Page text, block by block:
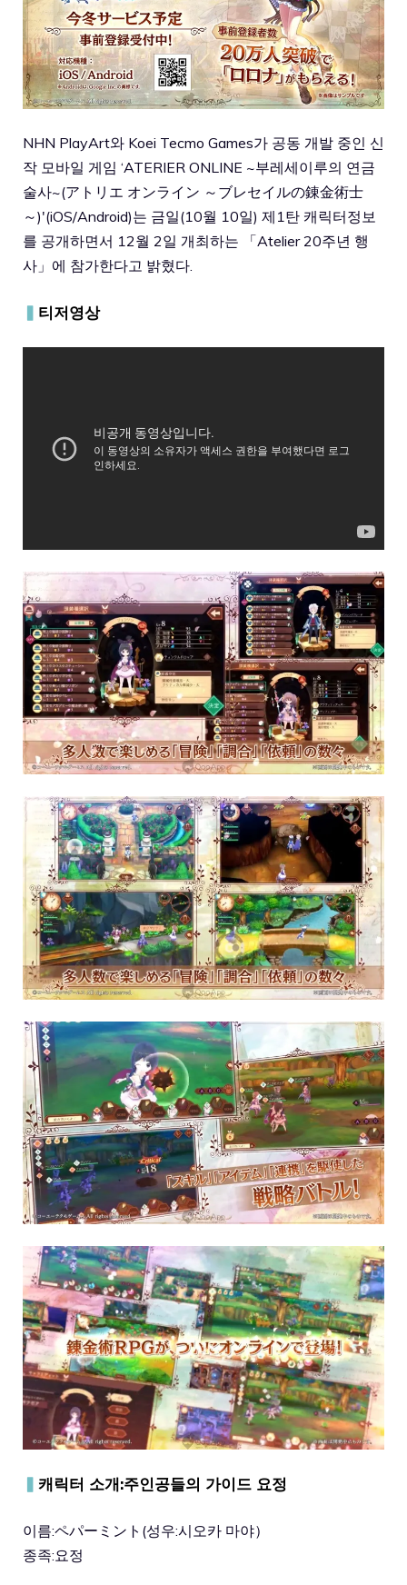
NHN PlayArt와 Koei Tecmo Games가 공동 개발 중인 신
작 모바일 게임 ‘ATERIER ONLINE ~부레세이루의 연금
술사~(アトリエ オンライン ～ブレセイルの錬金術士
～)'(iOS/Android)는 금일(10월 10일) 제1탄 캐릭터정보
를 공개하면서 12월 2일 개최하는 「Atelier 20주년 행
사」에 참가한다고 밝혔다.
▍ 티저영상
▍ 캐릭터 소개:주인공들의 가이드 요정
이름:ペパーミント(성우:시오카 마야）
종족:요정